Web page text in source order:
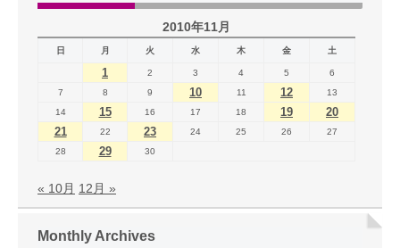
2010年11月
日 月 火 水 木 金 土
1 2 3 4 5
6
7
8 9 10 11 12
13
14
15 16 17 18 19
20
21
22 23 24 25 26
27
28
29 30
« 10月 12月 »
Monthly Archives